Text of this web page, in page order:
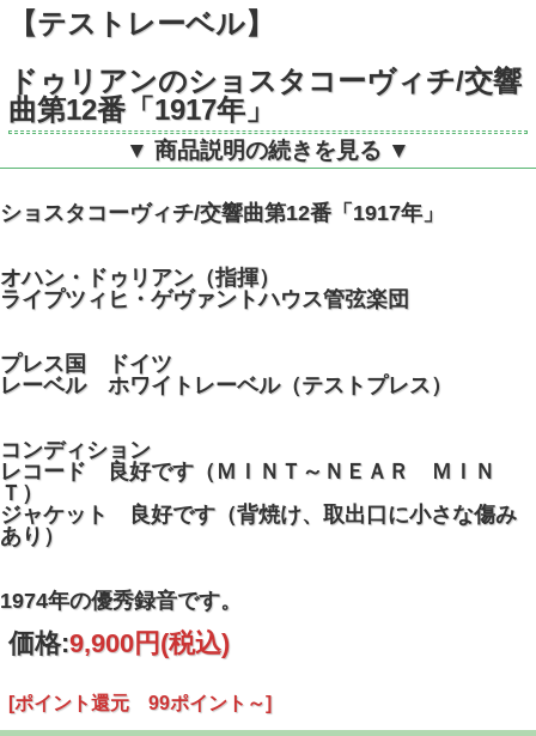
【テストレーベル】
ドゥリアンのショスタコーヴィチ/交響
曲第12番「1917年」
独ETERNA 825977 STEREO
▼ 商品説明の続きを見る ▼
ショスタコーヴィチ/交響曲第12番「1917年」
オハン・ドゥリアン（指揮）
ライプツィヒ・ゲヴァントハウス管弦楽団
プレス国 ドイツ
レーベル ホワイトレーベル（テストプレス）
コンディション
レコード 良好です（ＭＩＮＴ～ＮＥＡＲ ＭＩＮ
Ｔ）
ジャケット 良好です（背焼け、取出口に小さな傷み
あり）
1974年の優秀録音です。
価格:9,900円 (税込)
[ポイント還元 99ポイント～]